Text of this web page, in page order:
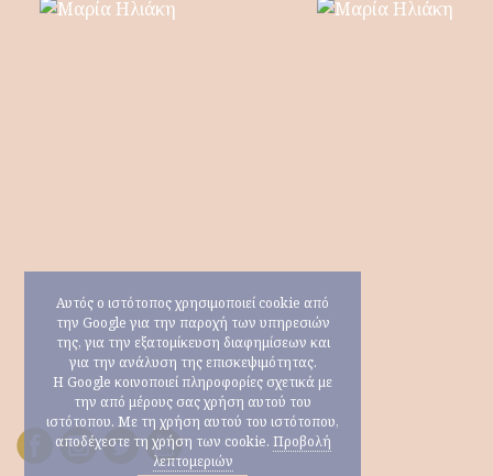
Αυτός ο ιστότοπος χρησιμοποιεί cookie από
την Google για την παροχή των υπηρεσιών
της, για την εξατομίκευση διαφημίσεων και
για την ανάλυση της επισκεψιμότητας.
Η Google κοινοποιεί πληροφορίες σχετικά με
την από μέρους σας χρήση αυτού του
ιστότοπου. Με τη χρήση αυτού του ιστότοπου,
αποδέχεστε τη χρήση των cookie. Προβολή
λεπτομεριών